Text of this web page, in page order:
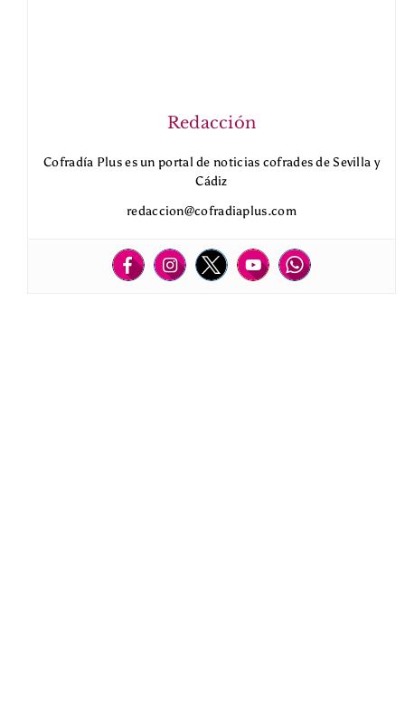
Redacción
Cofradía Plus es un portal de noticias cofrades de Sevilla y
Cádiz
redaccion@cofradiaplus.com